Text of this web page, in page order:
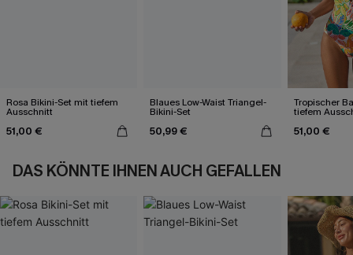
Rosa Bikini-Set mit tiefem
Ausschnitt
51,00 €
Blaues Low-Waist Triangel-
Bikini-Set
50,99 €
Tropischer
tiefem
51,00 €
DAS KÖNNTE IHNEN AUCH GEFALLEN